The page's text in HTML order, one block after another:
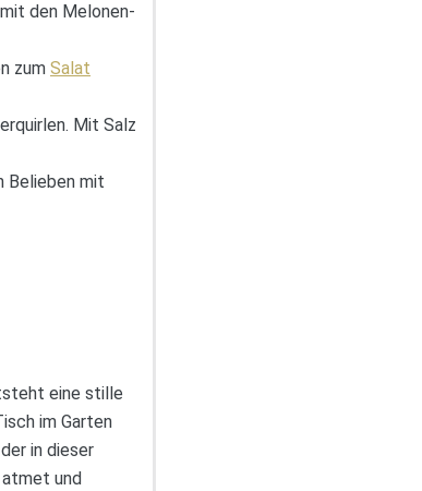
den Melonen-
zum Salat
Mit Salz
Belieben mit
eine stille
im Garten
in dieser
und